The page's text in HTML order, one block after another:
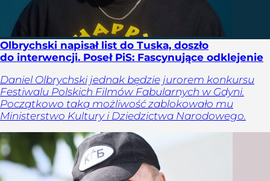
Olbrychski napisał list do Tuska, doszło
do interwencji. Poseł PiS: Fascynujące odklejenie
Daniel Olbrychski jednak będzie jurorem konkursu
Festiwalu Polskich Filmów Fabularnych w Gdyni.
Początkowo taką możliwość zablokowało mu
Ministerstwo Kultury i Dziedzictwa Narodowego.